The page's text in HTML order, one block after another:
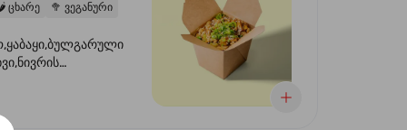
🌶️ ცხარე 🥦 ვეგანური
ხახვი,სეზამის